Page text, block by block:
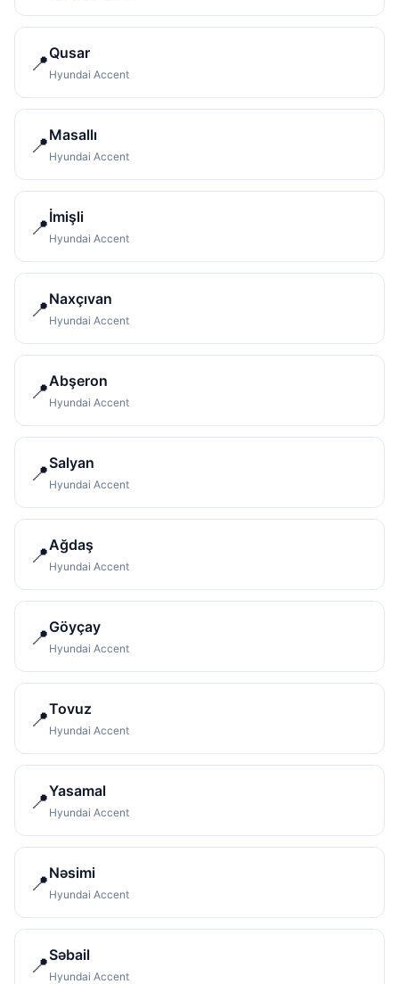
📍Qusar
Hyundai Accent
📍Masallı
Hyundai Accent
📍İmişli
Hyundai Accent
📍Naxçıvan
Hyundai Accent
📍Abşeron
Hyundai Accent
📍Salyan
Hyundai Accent
📍Ağdaş
Hyundai Accent
📍Göyçay
Hyundai Accent
📍Tovuz
Hyundai Accent
📍Yasamal
Hyundai Accent
📍Nəsimi
Hyundai Accent
📍Səbail
Hyundai Accent